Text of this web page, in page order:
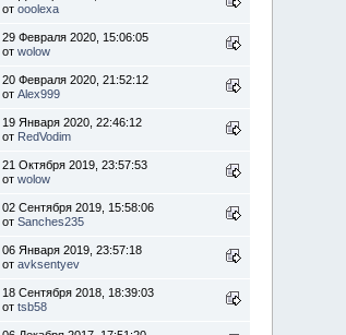
отooolexa
29 Февраля 2020, 15:06:05
отwolow
20 Февраля 2020, 21:52:12
отAlex999
19 Января 2020, 22:46:12
от RedVodim
21 Октября 2019, 23:57:53
отwolow
02 Сентября 2019, 15:58:06
отSanches235
06 Января 2019, 23:57:18
отavksentyev
18 Сентября 2018, 18:39:03
отtsb58